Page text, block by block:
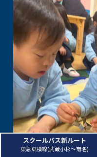
スクールバス新ルート
東急東横線(武蔵小杉～菊名)